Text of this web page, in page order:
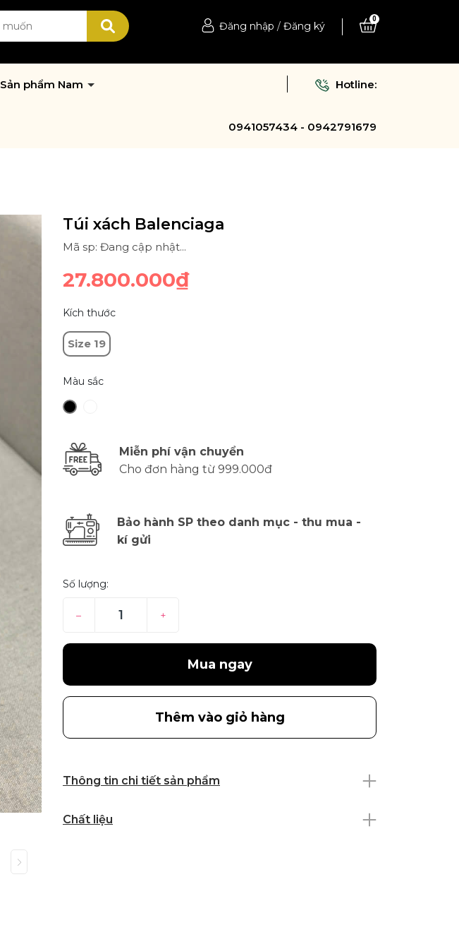
Đăng nhập / Đăng ký
0
Sản phẩm Nam Hotline:
0941057434 - 0942791679
Túi xách Balenciaga
Mã sp: Đang cập nhật...
27.800.000₫
Kích thước
Size 19
Màu sắc
Miễn phí vận chuyển
Cho đơn hàng từ 999.000đ
Bảo hành SP theo danh mục - thu mua -
kí gửi
Số lượng:
– +
Mua ngay
Thêm vào giỏ hàng
Thông tin chi tiết sản phẩm
Chất liệu